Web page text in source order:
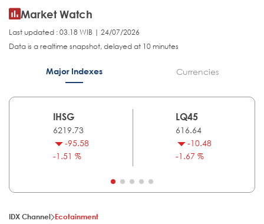
Market Watch
Last updated : 03.18 WIB | 24/07/2026
Data is a realtime snapshot, delayed at 10 minutes
Major Indexes Currencies
IHSG
6219.73
-95.58
-1.51 %
LQ45
616.64
-10.48
-1.67 %
IDX Channel Ecotainment